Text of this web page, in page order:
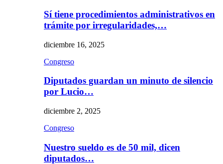
Sí tiene procedimientos administrativos en
trámite por irregularidades,…
diciembre 16, 2025
Congreso
Diputados guardan un minuto de silencio
por Lucio…
diciembre 2, 2025
Congreso
Nuestro sueldo es de 50 mil, dicen
diputados…